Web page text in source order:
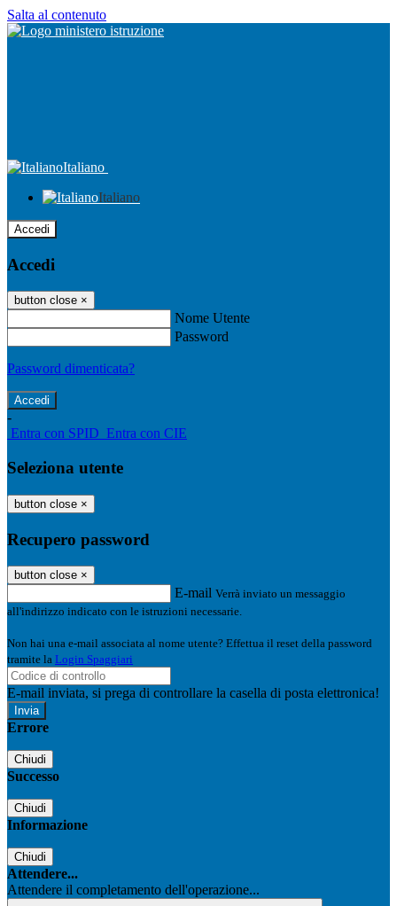
Salta al contenuto
Italiano
Italiano
Accedi
Accedi
button close ×
Nome Utente
Password
Password dimenticata?
-
Entra con SPID Entra con CIE
Seleziona utente
button close ×
Recupero password
button close ×
E-mail Verrà inviato un messaggio
all'indirizzo indicato con le istruzioni necessarie.
Non hai una e-mail associata al nome utente? Effettua il reset della password
tramite la Login Spaggiari
E-mail inviata, si prega di controllare la casella di posta elettronica!
Errore
Chiudi
Successo
Chiudi
Informazione
Chiudi
Attendere...
Attendere il completamento dell'operazione...